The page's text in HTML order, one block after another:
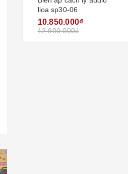
lioa sp30-06
10.850.000₫
12.900.000₫
250v)
8.400.000₫
12.150.000₫